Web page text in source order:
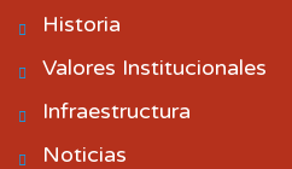
Historia
Valores Institucionales
Infraestructura
Noticias